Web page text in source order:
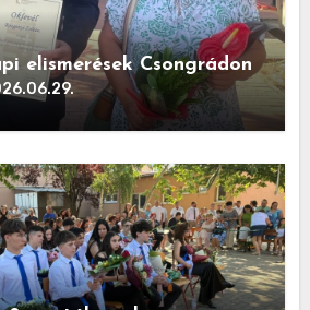
elismerések Csongrádon